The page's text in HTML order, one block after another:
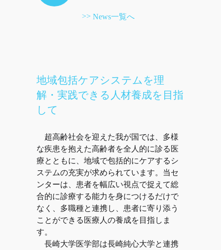
>> News一覧へ
地域包括ケアシステムを理
解・実践できる人材養成を目指
して
超高齢社会を迎えた我が国では、多様
な疾患を抱えた高齢者を全人的に診る医
療とともに、地域で包括的にケアするシ
ステムの充実が求められています。当セ
ンターは、患者を幅広い視点で捉えて総
合的に診療する能力を身につけるだけで
なく、多職種と連携し、患者に寄り添う
ことができる医療人の養成を目指しま
す。
長崎大学医学部は長崎純心大学と連携